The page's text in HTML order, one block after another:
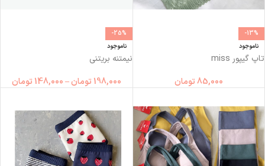
-13%
ناموجود
تاپ گیپور miss
85,000تومان
-25%
ناموجود
نیمتنه بریتنی
198,000 تومان–
148,000 تومان